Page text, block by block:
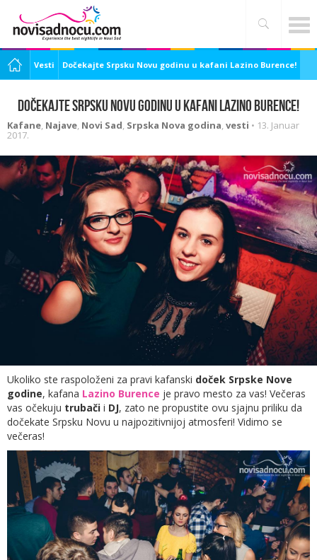
Vesti Dočekajte Srpsku Novu godinu u kafani Lazino Burence!
Dočekajte Srpsku Novu godinu u kafani Lazino Burence!
Kafane, Najave, Novi Sad, Srpska Nova godina, vesti • 13. Januar
2017.
Ukoliko ste raspoloženi za pravi kafanski doček Srpske Nove
godine, kafana Lazino Burence je pravo mesto za vas! Večeras
vas očekuju trubači i DJ, zato ne propustite ovu sjajnu priliku da
dočekate Srpsku Novu u najpozitivnijoj atmosferi! Vidimo se
večeras!